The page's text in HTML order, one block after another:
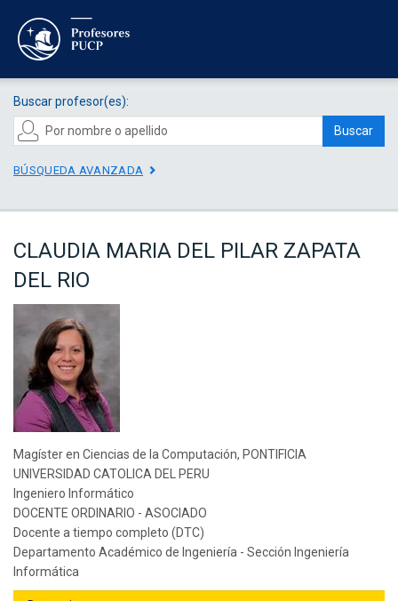
Buscar profesor(es):
Buscar
BÚSQUEDA AVANZADA
CLAUDIA MARIA DEL PILAR ZAPATA
DEL RIO
Magíster en Ciencias de la Computación, PONTIFICIA
UNIVERSIDAD CATOLICA DEL PERU
Ingeniero Informático
DOCENTE ORDINARIO - ASOCIADO
Docente a tiempo completo (DTC)
Departamento Académico de Ingeniería - Sección Ingeniería
Informática